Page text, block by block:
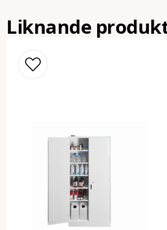
Mejladress
Liknande